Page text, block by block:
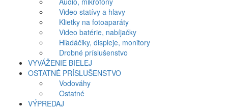
Video statívy a hlavy
Klietky na fotoaparáty
Video batérie, nabíjačky
Hľadáčiky, displeje, monitory
Drobné príslušenstvo
VYVÁŽENIE BIELEJ
OSTATNÉ PRÍSLUŠENSTVO
Vodováhy
Ostatné
VÝPREDAJ